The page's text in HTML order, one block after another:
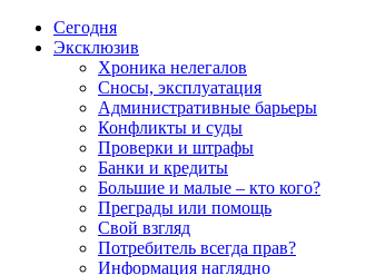
Сегодня
Эксклюзив
Хроника нелегалов
Сносы, эксплуатация
Административные барьеры
Конфликты и суды
Проверки и штрафы
Банки и кредиты
Большие и малые – кто кого?
Преграды или помощь
Свой взгляд
Потребитель всегда прав?
Информация наглядно